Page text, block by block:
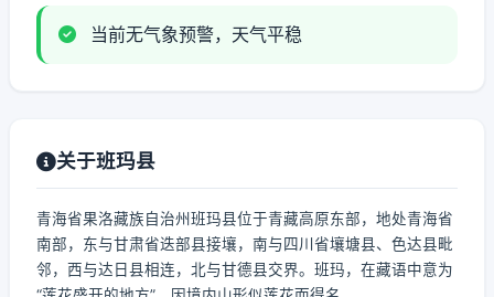
当前无气象预警，天气平稳
关于班玛县
青海省果洛藏族自治州班玛县位于青藏高原东部，地处青海省
南部，东与甘肃省迭部县接壤，南与四川省壤塘县、色达县毗
邻，西与达日县相连，北与甘德县交界。班玛，在藏语中意为